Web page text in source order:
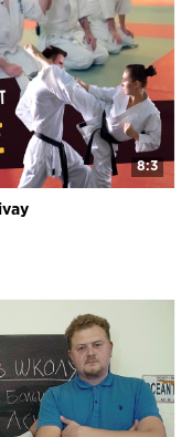
8:3